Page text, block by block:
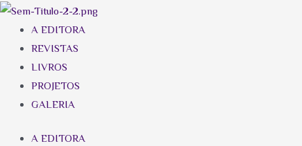
A EDITORA
REVISTAS
LIVROS
PROJETOS
GALERIA
A EDITORA